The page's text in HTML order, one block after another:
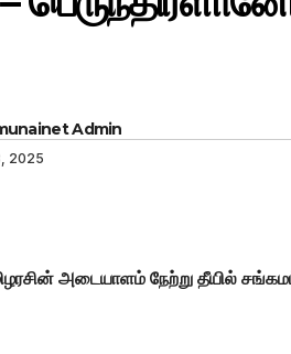
Admin
2025
அடையாளம் நேற்று தீயில்